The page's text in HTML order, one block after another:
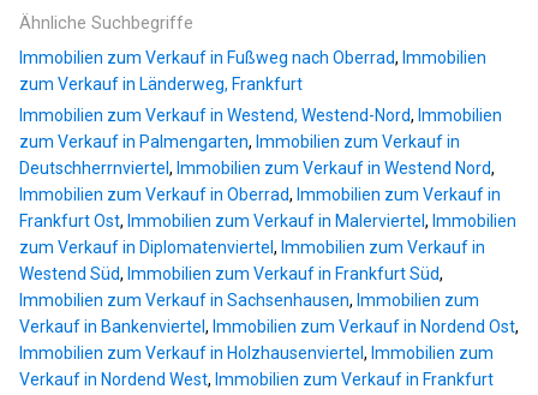
Ähnliche Suchbegriffe
Immobilien zum Verkauf in Fußweg nach Oberrad, Immobilien
zum Verkauf in Länderweg, Frankfurt
Immobilien zum Verkauf in Westend, Westend-Nord, Immobilien
zum Verkauf in Palmengarten, Immobilien zum Verkauf in
Deutschherrnviertel , Immobilien zum Verkauf in Westend Nord,
Immobilien zum Verkauf in Oberrad, Immobilien zum Verkauf in
Frankfurt Ost, Immobilien zum Verkauf in Malerviertel , Immobilien
zum Verkauf in Diplomatenviertel , Immobilien zum Verkauf in
Westend Süd, Immobilien zum Verkauf in Frankfurt Süd,
Immobilien zum Verkauf in Sachsenhausen, Immobilien zum
Verkauf in Bankenviertel , Immobilien zum Verkauf in Nordend Ost,
Immobilien zum Verkauf in Holzhausenviertel , Immobilien zum
Verkauf in Nordend West, Immobilien zum Verkauf in Frankfurt